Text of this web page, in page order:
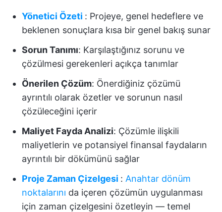
Yönetici Özeti : Projeye, genel hedeflere ve
beklenen sonuçlara kısa bir genel bakış sunar
Sorun Tanımı: Karşılaştığınız sorunu ve
çözülmesi gerekenleri açıkça tanımlar
Önerilen Çözüm: Önerdiğiniz çözümü
ayrıntılı olarak özetler ve sorunun nasıl
çözüleceğini içerir
Maliyet Fayda Analizi: Çözümle ilişkili
maliyetlerin ve potansiyel finansal faydaların
ayrıntılı bir dökümünü sağlar
Proje Zaman Çizelgesi : Anahtar dönüm
noktalarını da içeren çözümün uygulanması
için zaman çizelgesini özetleyin — temel